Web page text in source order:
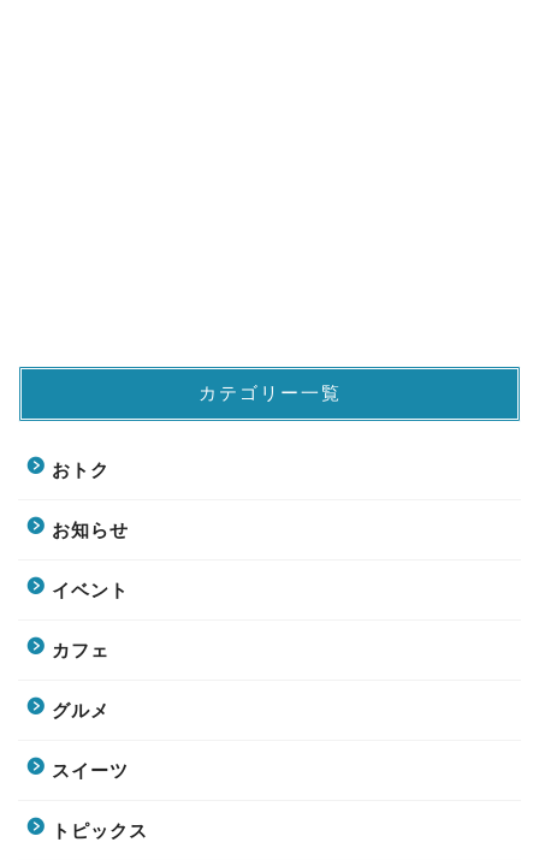
カテゴリー一覧
おトク
お知らせ
イベント
カフェ
グルメ
スイーツ
トピックス